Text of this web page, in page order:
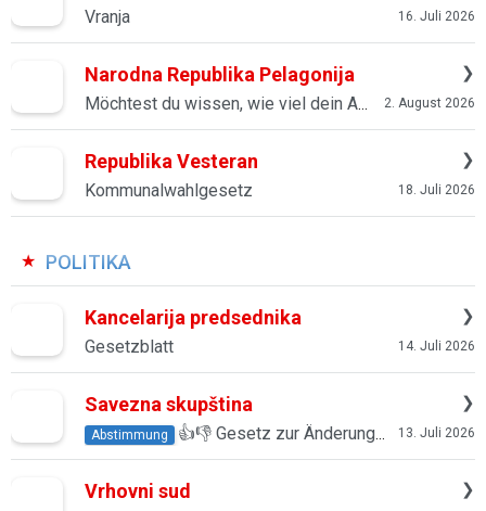
Vranja 16. Juli 2026
Narodna Republika Pelagonija
2. August 2026
Republika Vesteran
Kommunalwahlgesetz 18. Juli 2026
POLITIKA
Kancelarija predsednika
Gesetzblatt 14. Juli 2026
Savezna skupština
Abstimmung 👍👎 Gesetz zur Änderung des Gerichtsgesetzes (Regelung zur Bundesanwaltschaft) 13. Juli 2026
Vrhovni sud